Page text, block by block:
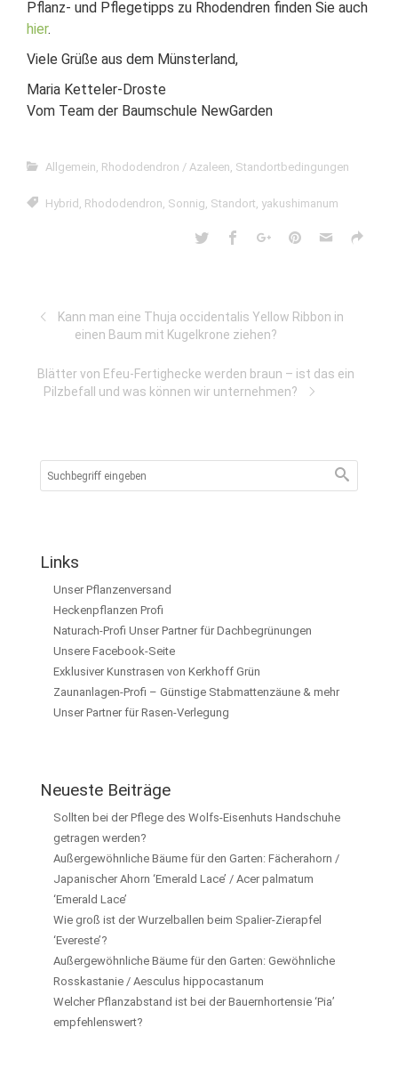
Pflanz- und Pflegetipps zu Rhodendren finden Sie auch
hier.
Viele Grüße aus dem Münsterland,
Maria Ketteler-Droste
Vom Team der Baumschule NewGarden
Allgemein, Rhododendron / Azaleen, Standortbedingungen
Hybrid , Rhododendron, Sonnig, Standort, yakushimanum
Kann man eine Thuja occidentalis Yellow Ribbon in
einen Baum mit Kugelkrone ziehen?
Blätter von Efeu-Fertighecke werden braun – ist das ein
Pilzbefall und was können wir unternehmen?
Links
Unser Pflanzenversand
Heckenpflanzen Profi
Naturach-Profi Unser Partner für Dachbegrünungen
Unsere Facebook-Seite
Exklusiver Kunstrasen von Kerkhoff Grün
Zaunanlagen-Profi – Günstige Stabmattenzäune & mehr
Unser Partner für Rasen-Verlegung
Neueste Beiträge
Sollten bei der Pflege des Wolfs-Eisenhuts Handschuhe
getragen werden?
Außergewöhnliche Bäume für den Garten: Fächerahorn /
Japanischer Ahorn ‘Emerald Lace’ / Acer palmatum
‘Emerald Lace’
Wie groß ist der Wurzelballen beim Spalier-Zierapfel
‘Evereste’?
Außergewöhnliche Bäume für den Garten: Gewöhnliche
Rosskastanie / Aesculus hippocastanum
Welcher Pflanzabstand ist bei der Bauernhortensie ‘Pia’
empfehlenswert?